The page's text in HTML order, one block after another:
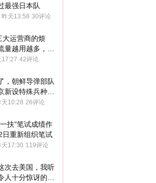
最强日本队
昨天13:58 30评论
运营商的烦
量越用越多，收
少
17:27 42评论
，朝鲜导弹部队
新设特殊兵种，
旗
天10:28 26评论
扶”笔试成绩作
日重新组织笔试
天17:30 119评论
次去美国，我听
人十分惊讶的消